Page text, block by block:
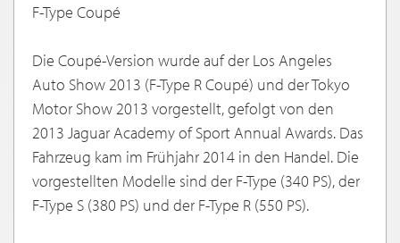
F-Type Coupé
Die Coupé-Version wurde auf der Los Angeles
Auto Show 2013 (F-Type R Coupé) und der Tokyo
Motor Show 2013 vorgestellt, gefolgt von den
2013 Jaguar Academy of Sport Annual Awards. Das
Fahrzeug kam im Frühjahr 2014 in den Handel. Die
vorgestellten Modelle sind der F-Type (340 PS), der
F-Type S (380 PS) und der F-Type R (550 PS).